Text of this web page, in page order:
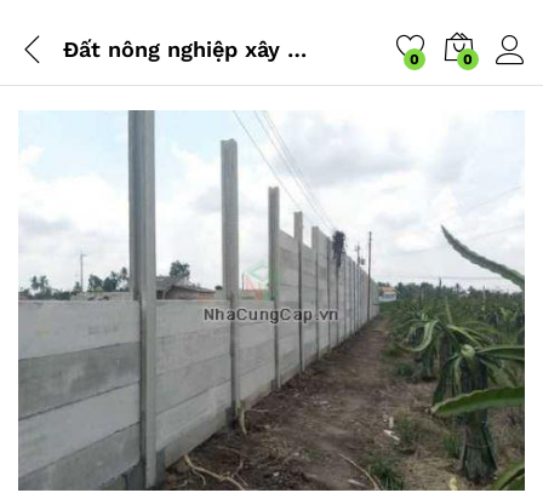
Đất nông nghiệp xây dựng tường rào chắn xung quanh có được không? Bỏ hoang đất trồng cây lâu năm thì bị xử phạt như thế nào? 0 0